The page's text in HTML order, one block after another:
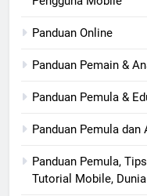
Panduan Online
Panduan Pemain &
Panduan Pemula &
Panduan Pemula dan
Panduan Pemula,
Tutorial Mobile,